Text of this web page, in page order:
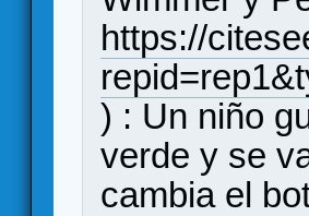
https://
) : Un niño
verde y se
cambia el